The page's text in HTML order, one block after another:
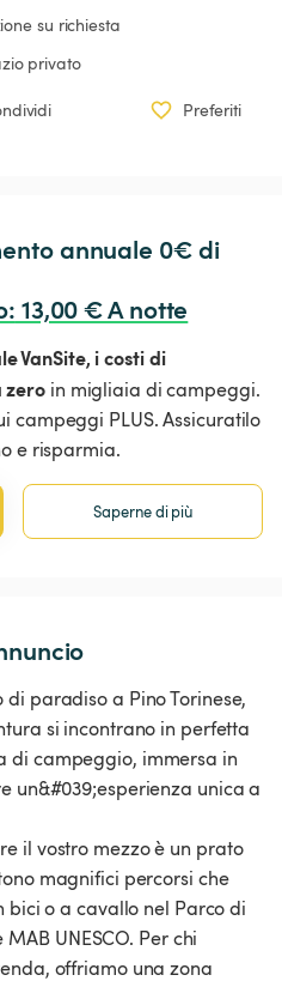
su richiesta
privato
Preferiti
annuale 0€ di
: 13,00 € A notte
VanSite, i costi di
zero in migliaia di campeggi.
campeggi PLUS. Assicuratilo
e risparmia.
Saperne di più
paradiso a Pino Torinese,
si incontrano in perfetta
di campeggio, immersa in
un&#039;esperienza unica a
il vostro mezzo è un prato
magnifici percorsi che
o a cavallo nel Parco di
UNESCO. Per chi
offriamo una zona